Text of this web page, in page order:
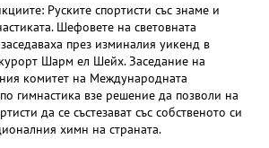
Руските спортисти със знаме и
Шефовете на световната
през изминалия уикенд в
Шарм ел Шейх. Заседание на
комитет на Международната
гимнастика взе решение да позволи на
да се състезават със собственото си
химн на страната.